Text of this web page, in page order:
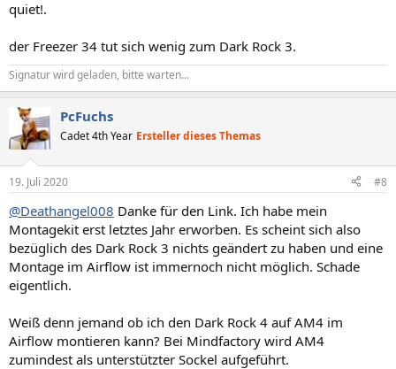
quiet!.
der Freezer 34 tut sich wenig zum Dark Rock 3.
Signatur wird geladen, bitte warten...
PcFuchs
Cadet 4th Year Ersteller dieses Themas
19. Juli 2020 #8
@Deathangel008 Danke für den Link. Ich habe mein
Montagekit erst letztes Jahr erworben. Es scheint sich also
bezüglich des Dark Rock 3 nichts geändert zu haben und eine
Montage im Airflow ist immernoch nicht möglich. Schade
eigentlich.
Weiß denn jemand ob ich den Dark Rock 4 auf AM4 im
Airflow montieren kann? Bei Mindfactory wird AM4
zumindest als unterstützter Sockel aufgeführt.